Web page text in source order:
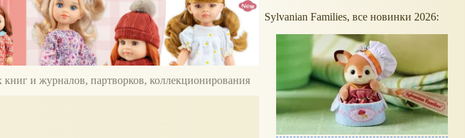
и журналов, партворков, коллекционирования
Sylvanian Families, все новинки 2026: